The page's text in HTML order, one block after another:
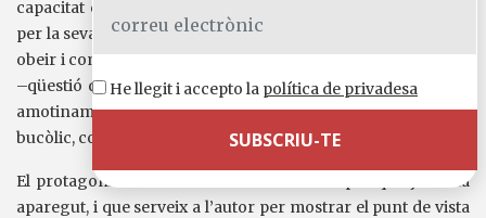
capacitat de transmetre’ls; els nois no tenien cap respecte
per la seva capacitat no ja d’ensenyar-los res sinó de fer-los
obeir i comportar-se o ni tan sols tractar-lo amb miraments
–qüestió que feia molt que havia superat l’estadi del simple
amotinament per convertir-se en un mena de circ romà
bucòlic, com l’assetjament d’un ós desdentegat i sarnós.”
El protagonista del tercer llibre és un Snopes que ja havia
aparegut, i que serveix a l’autor per mostrar el punt de vista
He llegit i accepto la política de privadesa